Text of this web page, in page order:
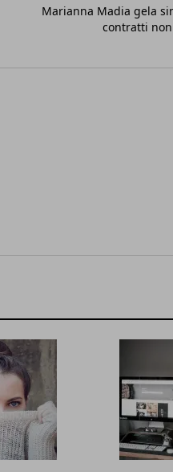
Marianna Madia gela
contratti